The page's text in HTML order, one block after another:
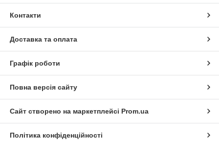
Контакти
Доставка та оплата
Графік роботи
Повна версія сайту
Сайт створено на маркетплейсі Prom.ua
Політика конфіденційності